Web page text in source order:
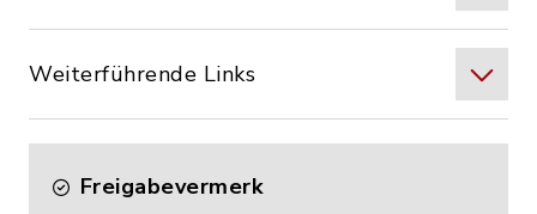
Weiterführende Links
Freigabevermerk